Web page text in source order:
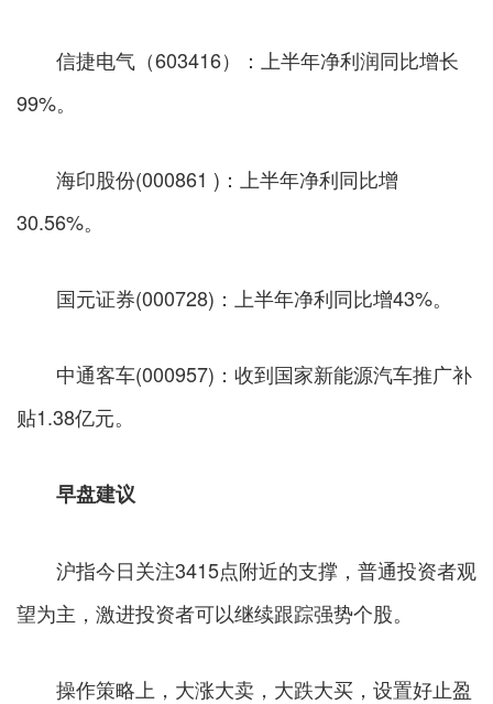
信捷电气（603416）：上半年净利润同比增长
99%。
海印股份(000861 )：上半年净利同比增
30.56%。
国元证券(000728)：上半年净利同比增43%。
中通客车(000957)：收到国家新能源汽车推广补
贴1.38亿元。
早盘建议
沪指今日关注3415点附近的支撑，普通投资者观
望为主，激进投资者可以继续跟踪强势个股。
操作策略上，大涨大卖，大跌大买，设置好止盈